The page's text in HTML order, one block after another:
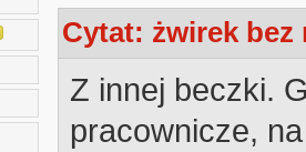
Cytat: żwirek bez
Z innej beczki.
pracownicze,